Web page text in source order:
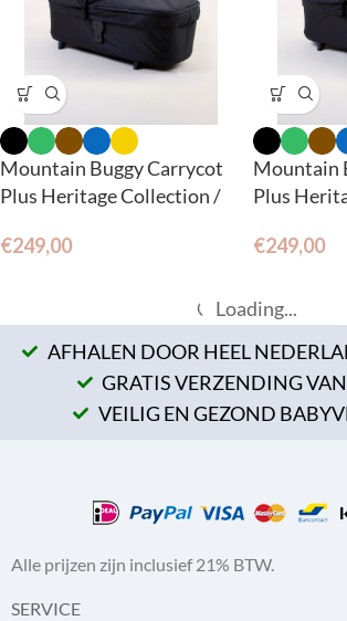
Mountain Buggy Carrycot
Plus Heritage Collection /
terrain.
€249,00
Mountain
Plus
€249,00
Loading...
AFHALEN DOOR HEEL
GRATIS VERZENDING
VEILIG EN GEZOND
Alle prijzen zijn inclusief 21% BTW.
SERVICE